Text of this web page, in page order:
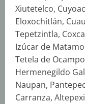
Xiutetelco,
Eloxochitlán,
Tepetzintla,
Izúcar de
Tetela de
Hermenegildo
Naupan,
Carranza,